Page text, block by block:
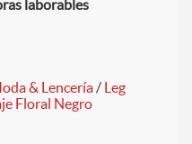
laborables
& Lencería/
Leg
Floral Negro